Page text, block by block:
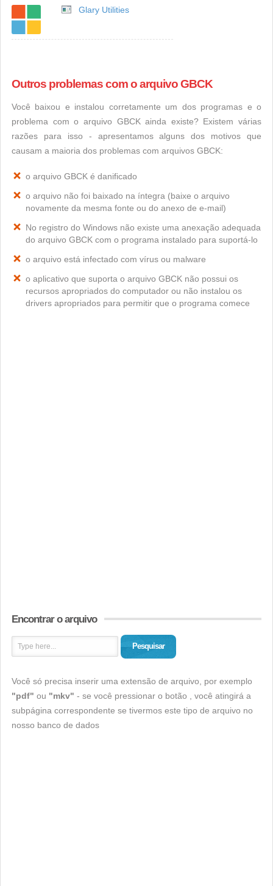
Glary Utilities
Outros problemas com o arquivo GBCK
Você baixou e instalou corretamente um dos programas e o
problema com o arquivo GBCK ainda existe? Existem várias
razões para isso - apresentamos alguns dos motivos que
causam a maioria dos problemas com arquivos GBCK:
o arquivo GBCK é danificado
o arquivo não foi baixado na íntegra (baixe o arquivo
novamente da mesma fonte ou do anexo de e-mail)
No registro do Windows não existe uma anexação adequada
do arquivo GBCK com o programa instalado para suportá-lo
o arquivo está infectado com vírus ou malware
o aplicativo que suporta o arquivo GBCK não possui os
recursos apropriados do computador ou não instalou os
drivers apropriados para permitir que o programa comece
Encontrar o arquivo
Pesquisar
Você só precisa inserir uma extensão de arquivo, por exemplo
"pdf" ou "mkv" - se você pressionar o botão , você atingirá a
subpágina correspondente se tivermos este tipo de arquivo no
nosso banco de dados